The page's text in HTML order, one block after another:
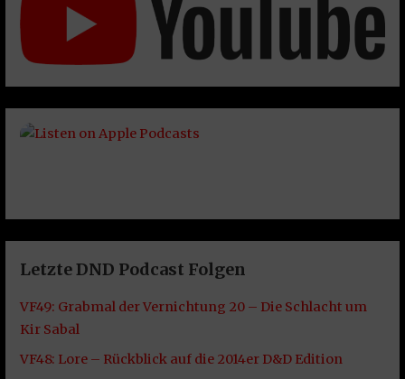
Letzte DND Podcast Folgen
VF49: Grabmal der Vernichtung 20 – Die Schlacht um
Kir Sabal
VF48: Lore – Rückblick auf die 2014er D&D Edition